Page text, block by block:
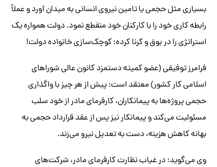
بسیاری مثل حجمی یا تامین نیروی انسانی به میدان آورد و عملاً
رابطه کاری خود را با کارکنان خود منقطع نمود. دولت همواره یک
استراتژی را در بوق و کرنا کرده: کوچک‌سازی خانواده دولت!
فرامرز توفیقی (عضو کمیته دستمزد کانون عالی شوراهای
اسلامی کار کشور) معتقد است: پیش از هر چیز با واگذاری
حجمی پروژه‌ها به پیمانکاران، کارفرمای مادر از خود سلب
مسئولیت می‌کند و پیمانکار نیز پس از عقد قرارداد حجمی به
بهانه کاهش هزینه، دست به تعدیل نیرو می‌زند.
وی می‌گوید: در غیاب نظارت کارفرمای مادر، شرکت‌های